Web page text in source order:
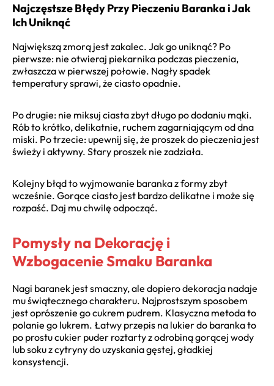
Najczęstsze Błędy Przy Pieczeniu Baranka i Jak
Ich Uniknąć
Największą zmorą jest zakalec. Jak go uniknąć? Po
pierwsze: nie otwieraj piekarnika podczas pieczenia,
zwłaszcza w pierwszej połowie. Nagły spadek
temperatury sprawi, że ciasto opadnie.
Po drugie: nie miksuj ciasta zbyt długo po dodaniu mąki.
Rób to krótko, delikatnie, ruchem zagarniającym od dna
miski. Po trzecie: upewnij się, że proszek do pieczenia jest
świeży i aktywny. Stary proszek nie zadziała.
Kolejny błąd to wyjmowanie baranka z formy zbyt
wcześnie. Gorące ciasto jest bardzo delikatne i może się
rozpaść. Daj mu chwilę odpocząć.
Pomysły na Dekorację i
Wzbogacenie Smaku Baranka
Nagi baranek jest smaczny, ale dopiero dekoracja nadaje
mu świątecznego charakteru. Najprostszym sposobem
jest oprószenie go cukrem pudrem. Klasyczna metoda to
polanie go lukrem. Łatwy przepis na lukier do baranka to
po prostu cukier puder roztarty z odrobiną gorącej wody
lub soku z cytryny do uzyskania gęstej, gładkiej
konsystencji.